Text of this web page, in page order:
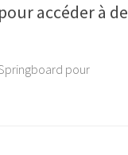
accéder à de
pour